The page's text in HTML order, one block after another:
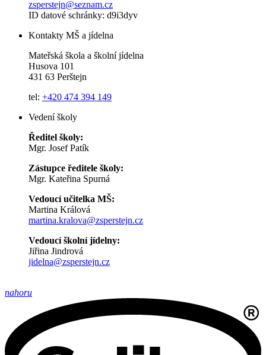
zsperstejn@seznam.cz
ID datové schránky: d9i3dyv
Kontakty MŠ a jídelna
Mateřská škola a školní jídelna
Husova 101
431 63 Perštejn
tel: +420 474 394 149
Vedení školy
Ředitel školy:
Mgr. Josef Patík
Zástupce ředitele školy:
Mgr. Kateřina Spurná
Vedoucí učitelka MŠ:
Martina Králová
martina.kralova@zsperstejn.cz
Vedoucí školní jídelny:
Jiřina Jindrová
jidelna@zsperstejn.cz
nahoru